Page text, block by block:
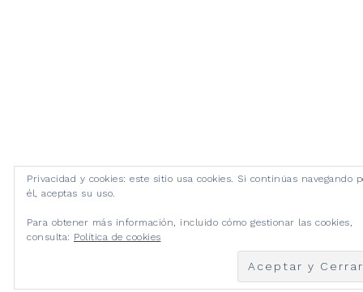
Privacidad y cookies: este sitio usa cookies. Si continúas navegando
él, aceptas su uso.
Para obtener más información, incluido cómo gestionar las cookies,
consulta: Política de cookies